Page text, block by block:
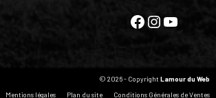
Facebook
Instagram
YouTube
© 2026 - Copyright Lamour du Web
Mentions légales
Plan du site Conditions Générales de Ventes